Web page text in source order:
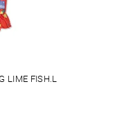
LIME FISH.L